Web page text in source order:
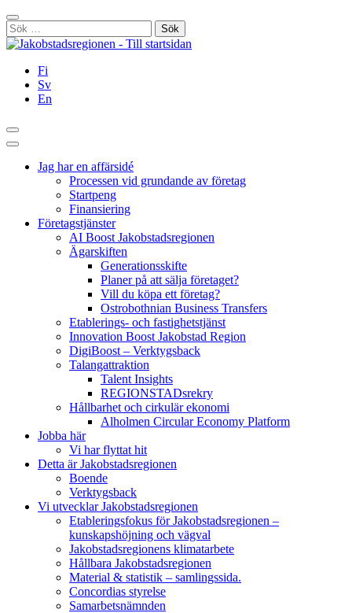
Hoppa
till
innehållet
Stäng
Sök
efter:
Fi
Sv
En
Sök
Huvudmeny
Jag har en affärsidé
Processen vid grundande av företag
Startpeng
Finansiering
Företagstjänster
AI Boost Jakobstadsregionen
Ägarskiften
Generationsskifte
Planer på att sälja företaget?
Vill du köpa ett företag?
Ostrobothnian Business Transfers
Etablerings- och fastighetstjänst
Innovation Boost Jakobstad Region
DigiBoost – Verktygsback
Talangattraktion
Talent Insights
REGIONSTADsrekry
Hållbarhet och cirkulär ekonomi
Alholmen Circular Economy Platform
Jobba här
Vi har flyttat hit
Detta är Jakobstadsregionen
Boende
Verktygsback
Vi utvecklar Jakobstadsregionen
Etableringsfokus för Jakobstadsregionen –
kunskapshöjning och vägval
Jakobstadsregionens klimatarbete
Hållbara Jakobstadsregionen
Material & statistik – samlingssida.
Concordias styrelse
Samarbetsnämnden